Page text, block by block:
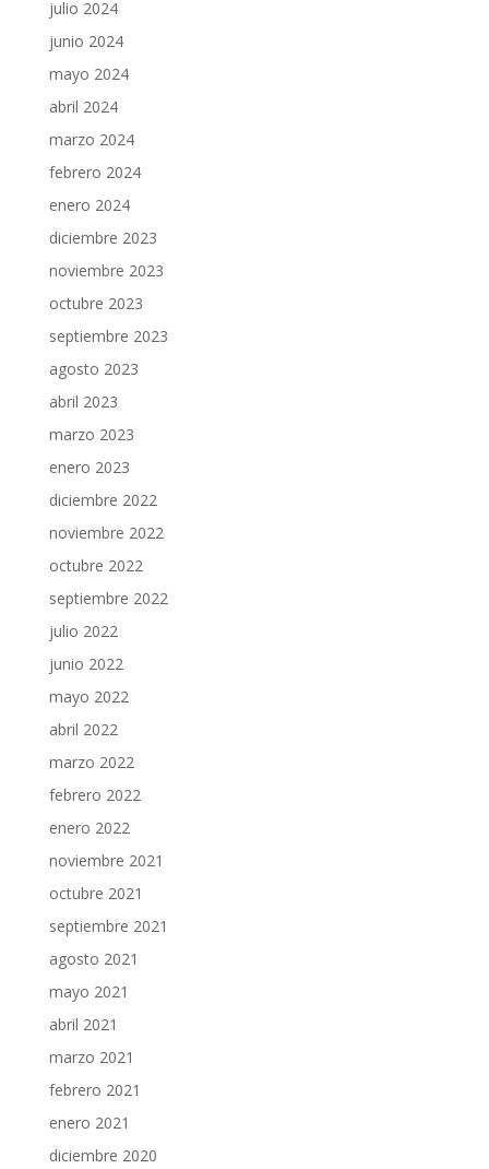
julio 2024
junio 2024
mayo 2024
abril 2024
marzo 2024
febrero 2024
enero 2024
diciembre 2023
noviembre 2023
octubre 2023
septiembre 2023
agosto 2023
abril 2023
marzo 2023
enero 2023
diciembre 2022
noviembre 2022
octubre 2022
septiembre 2022
julio 2022
junio 2022
mayo 2022
abril 2022
marzo 2022
febrero 2022
enero 2022
noviembre 2021
octubre 2021
septiembre 2021
agosto 2021
mayo 2021
abril 2021
marzo 2021
febrero 2021
enero 2021
diciembre 2020